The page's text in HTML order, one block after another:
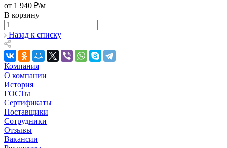
от 1 940 ₽/м
В корзину
Назад к списку
Компания
О компании
История
ГОСТы
Сертификаты
Поставщики
Сотрудники
Отзывы
Вакансии